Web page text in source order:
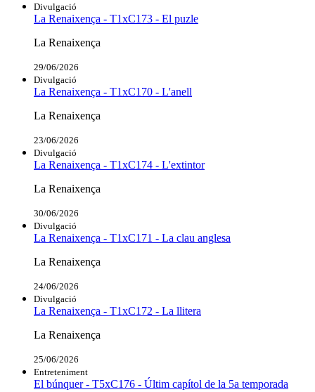
Divulgació
La Renaixença - T1xC173 - El puzle
La Renaixença
29/06/2026
Divulgació
La Renaixença - T1xC170 - L'anell
La Renaixença
23/06/2026
Divulgació
La Renaixença - T1xC174 - L'extintor
La Renaixença
30/06/2026
Divulgació
La Renaixença - T1xC171 - La clau anglesa
La Renaixença
24/06/2026
Divulgació
La Renaixença - T1xC172 - La llitera
La Renaixença
25/06/2026
Entreteniment
El búnquer - T5xC176 - Últim capítol de la 5a temporada